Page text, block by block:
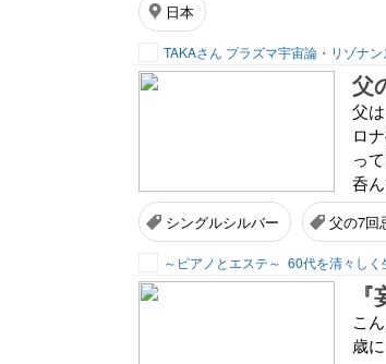
日本
父
父
ロ
っ
呑
シングルシルバー 父の7回
～ピアノとエステ～ 60代を清々しく
こ
歳